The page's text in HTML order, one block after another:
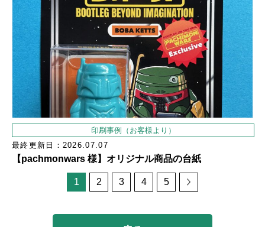
印刷事例（お客様より）
最終更新日：2026.07.07
【pachmonwars 様】オリジナル商品の台紙
1 2 3 4 5